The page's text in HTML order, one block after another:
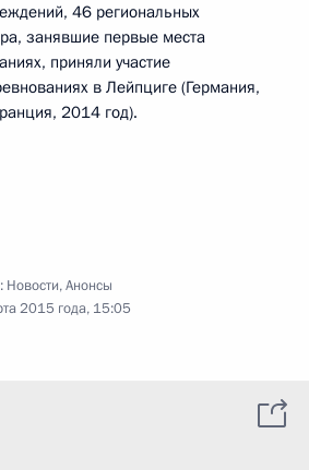
46 региональных
занявшие первые места
приняли участие
в Лейпциге (Германия,
2014 год).
Новости,Анонсы
2015 года, 15:05